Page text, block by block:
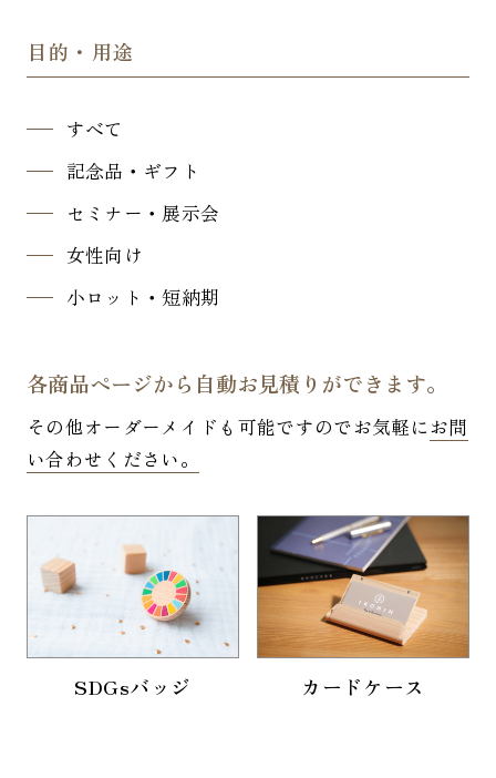
目的・用途
すべて
記念品・ギフト
セミナー・展示会
女性向け
小ロット・短納期
各商品ページから自動お見積りができます。
その他オーダーメイドも可能ですのでお気軽にお問
い合わせください。
SDGsバッジ カードケース